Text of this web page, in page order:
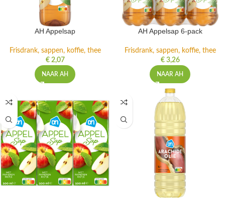
AH Appelsap
Frisdrank, sappen, koffie, thee
€2,07
NAAR AH
AH Appelsap 6-pack
Frisdrank, sappen, koffie, thee
€3,26
NAAR AH